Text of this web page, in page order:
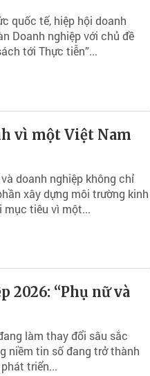
quốc tế, hiệp hội doanh
Doanh nghiệp với chủ đề
tới Thực tiễn”...
vì một Việt Nam
doanh nghiệp không chỉ
xây dựng môi trường kinh
mục tiêu vì một...
2026: “Phụ nữ và
làm thay đổi sâu sắc
niềm tin số đang trở thành
triển...